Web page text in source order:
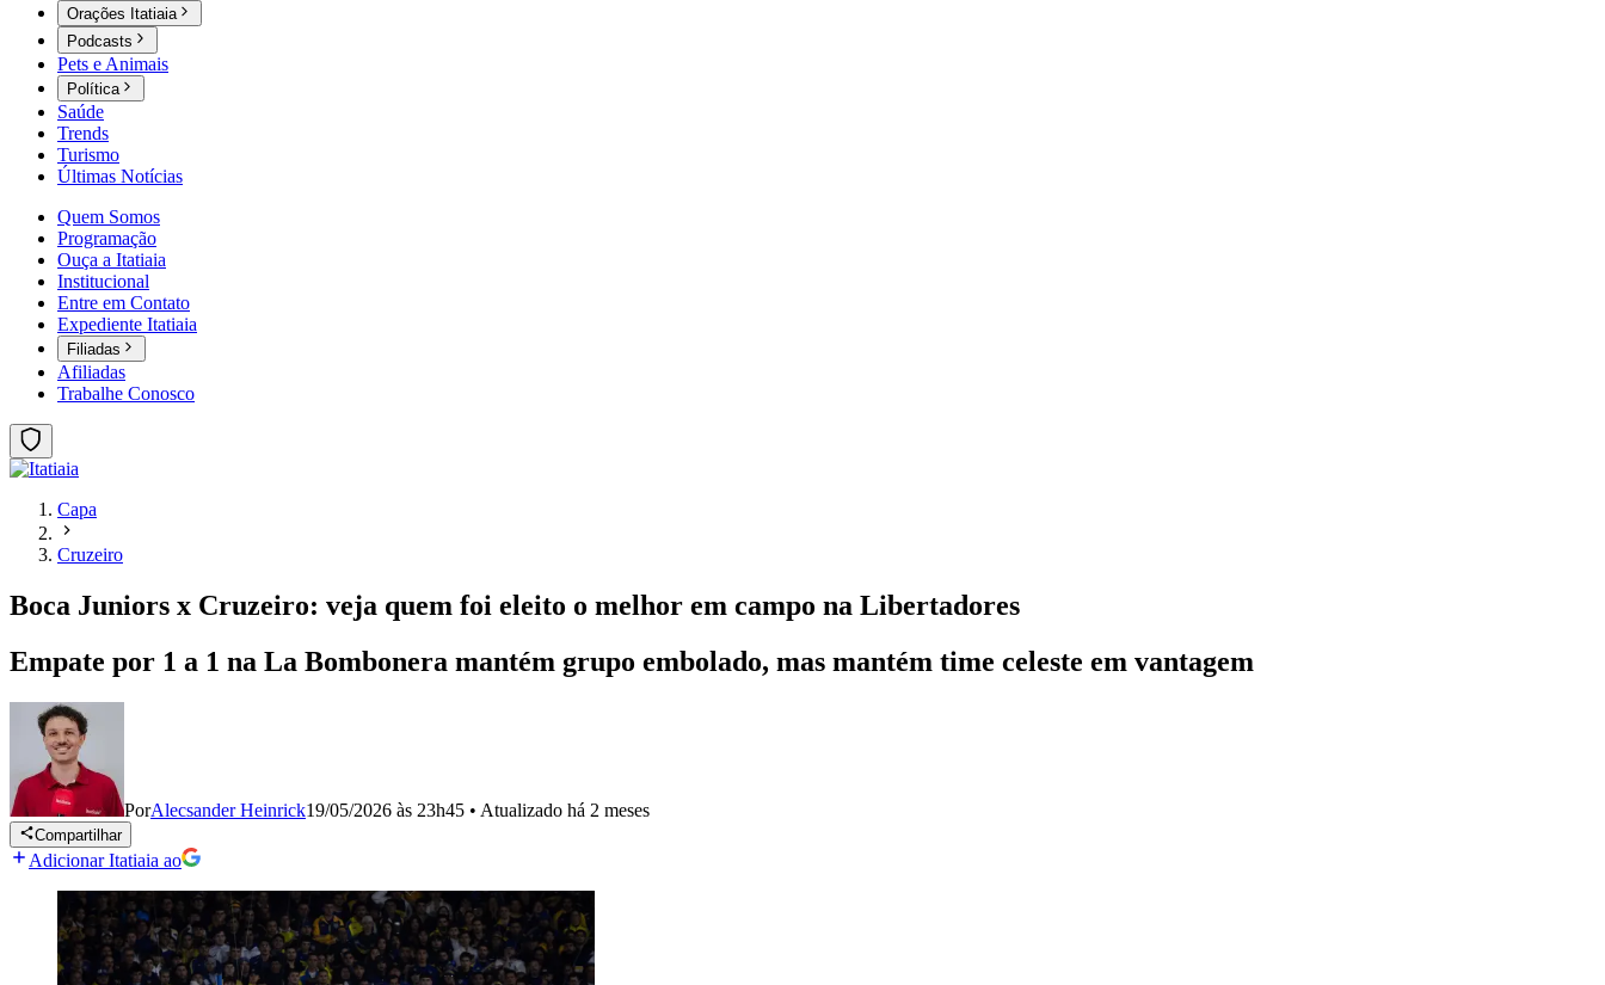
Orações Itatiaia
Podcasts
Pets e Animais
Política
Saúde
Trends
Turismo
Últimas Notícias
Quem Somos
Programação
Ouça a Itatiaia
Institucional
Entre em Contato
Expediente Itatiaia
Filiadas
Afiliadas
Trabalhe Conosco
Capa
Cruzeiro
Boca Juniors x Cruzeiro: veja quem foi eleito o melhor em campo na Libertadores
Empate por 1 a 1 na La Bombonera mantém grupo embolado, mas mantém time celeste em vantagem
PorAlecsander Heinrick19/05/2026 às 23h45 • Atualizado há 2 meses
Compartilhar
Adicionar Itatiaia ao